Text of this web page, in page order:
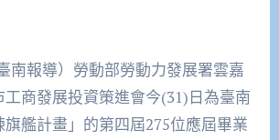
商發展投資策進會今(31)日為臺南
艦計畫」的第四屆275位應屆畢業